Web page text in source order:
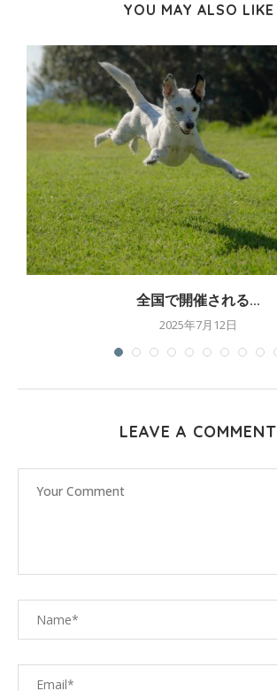
YOU MAY ALSO LIKE
全国で開催される...
2025年7月12日
LEAVE A COMMENT